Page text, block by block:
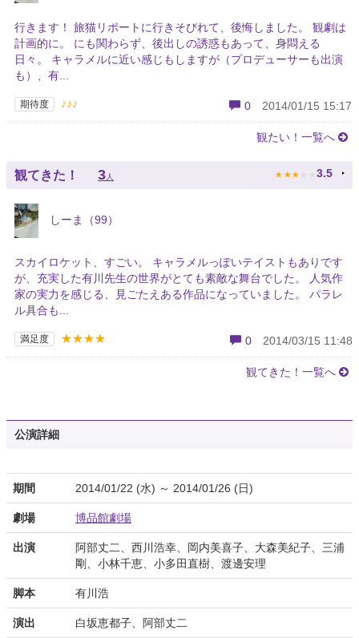
行きます！ 旅猫リポートに行きそびれて、後悔しました。 観劇は
計画的に。 にも関わらず、後出しの誘惑もあって、身悶える
日々。 キャラメルに近い感じもしますが（プロデューサーも出演
も）、有...
期待度 ♪♪♪ 0 2014/01/15 15:17
観たい！一覧へ
観てきた！ 3 人 ★ ★ ★ ★ ★ 3.5
しーま（99）
スカイロケット、すごい。 キャラメルっぽいテイストもありです
が、充実した有川先生の世界がとても素敵な舞台でした。 人気作
家の実力を感じる、見ごたえある作品になっていました。 パラレ
ル具合も...
満足度 ★★★★ 0 2014/03/15 11:48
観てきた！一覧へ
公演詳細
期間 2014/01/22 (水) ～ 2014/01/26 (日)
劇場 博品館劇場
出演
阿部丈二、西川浩幸、岡内美喜子、大森美紀子、三浦
剛、小林千恵、小多田直樹、渡邊安理
脚本 有川浩
演出 白坂恵都子、阿部丈二